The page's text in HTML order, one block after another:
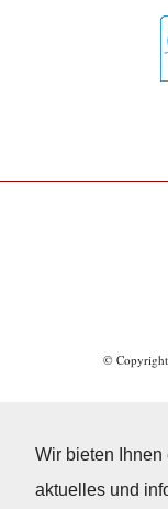
Wir bieten Ihnen
aktuelles und
© Copyright